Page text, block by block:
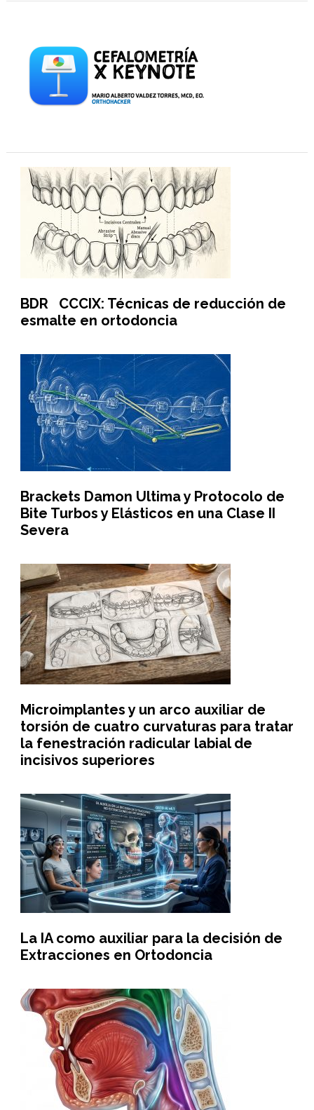
BDR CCCIX: Técnicas de reducción de
esmalte en ortodoncia
Brackets Damon Ultima y Protocolo de
Bite Turbos y Elásticos en una Clase II
Severa
Microimplantes y un arco auxiliar de
torsión de cuatro curvaturas para tratar
la fenestración radicular labial de
incisivos superiores
La IA como auxiliar para la decisión de
Extracciones en Ortodoncia